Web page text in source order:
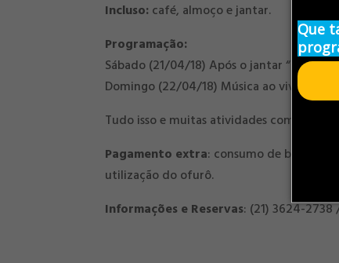
Que
Incluso:café, almoço e jantar.
Programação:
Sábado (21/04/18) Após o jantar “Queijos
Domingo (22/04/18) Música ao vivo
Tudo isso e muitas atividades com
Pagamento extra: consumo de bebidas,
utilização do ofurô.
Informações e Reservas: (21) 3624-